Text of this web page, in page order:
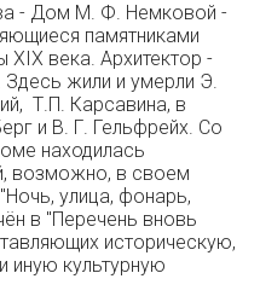
- Дом М. Ф. Немковой -
памятниками
XIX века. Архитектор -
Здесь жили и умерли Э.
Т.П. Карсавина, в
и В. Г. Гельфрейх. Со
находилась
возможно, в своем
улица, фонарь,
в "Перечень вновь
историческую,
иную культурную